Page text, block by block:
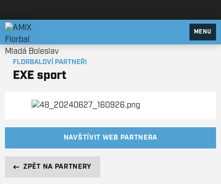
AMIX Florbal Mladá Boleslav
MENU
FLORBALOVÍ PARTNEŘI
EXE sport
NAVŠTÍVIT WEB PARTNERA
ZPĚT NA PARTNERY